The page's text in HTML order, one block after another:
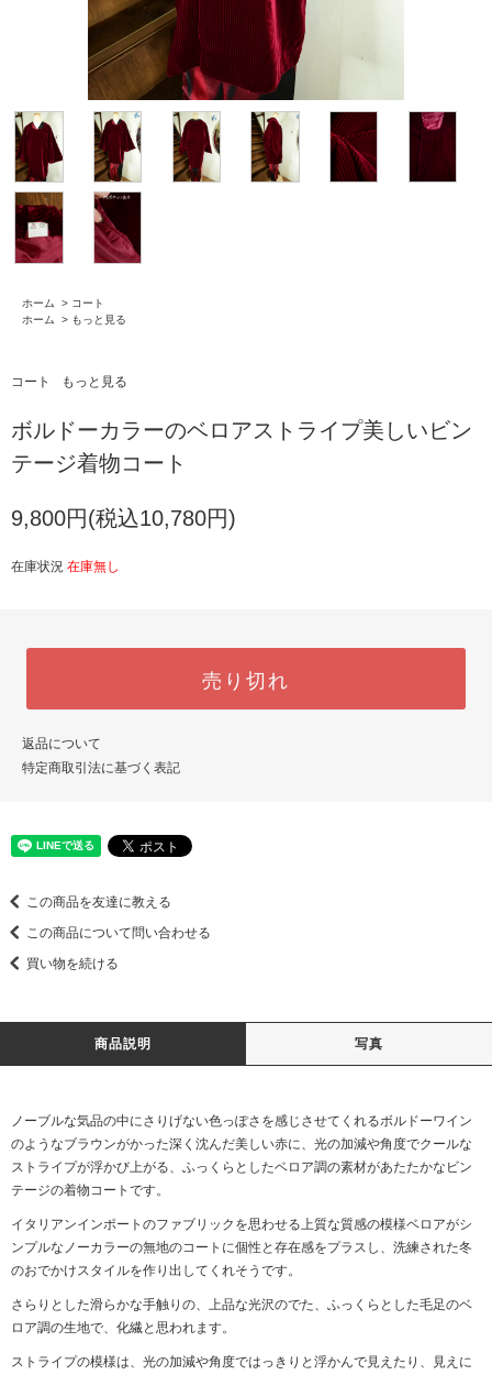
ホーム > コート
ホーム
> もっと見る
コート もっと見る
ボルドーカラーのベロアストライプ美しいビン
テージ着物コート
9,800円(税込10,780円)
在庫状況 在庫無し
売り切れ
返品について
特定商取引法に基づく表記
この商品を友達に教える
この商品について問い合わせる
買い物を続ける
商品説明 写真
ノーブルな気品の中にさりげない色っぽさを感じさせてくれるボルドーワイン
のようなブラウンがかった深く沈んだ美しい赤に、光の加減や角度でクールな
ストライプが浮かび上がる、ふっくらとしたベロア調の素材があたたかなビン
テージの着物コートです。
イタリアンインポートのファブリックを思わせる上質な質感の模様ベロアがシ
ンプルなノーカラーの無地のコートに個性と存在感をプラスし、洗練された冬
のおでかけスタイルを作り出してくれそうです。
さらりとした滑らかな手触りの、上品な光沢のでた、ふっくらとした毛足のベ
ロア調の生地で、化繊と思われます。
ストライプの模様は、光の加減や角度ではっきりと浮かんで見えたり、見えに